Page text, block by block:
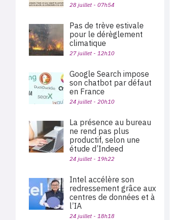
28 juillet - 07h54
Pas de trève estivale
pour le dérèglement
climatique
27 juillet - 12h10
Google Search impose
son chatbot par défaut
en France
24 juillet - 20h10
La présence au bureau
ne rend pas plus
productif, selon une
étude d’Indeed
24 juillet - 19h22
Intel accélère son
redressement grâce aux
centres de données et à
l’IA
24 juillet - 18h18